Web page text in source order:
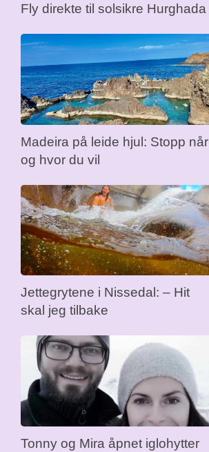
Fly direkte til solsikre Hurghada
Madeira på leide hjul: Stopp når
og hvor du vil
Jettegrytene i Nissedal: – Hit
skal jeg tilbake
Tonny og Mira åpnet iglohytter